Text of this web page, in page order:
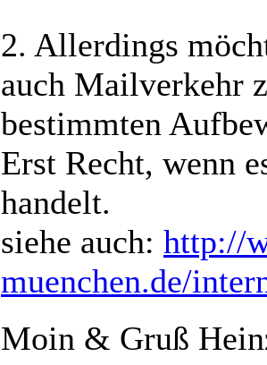
2. Allerdings
auch Mailverkehr
bestimmten
Erst Recht, wenn
handelt.
siehe auch: http://
muenchen.de/
Moin & Gruß